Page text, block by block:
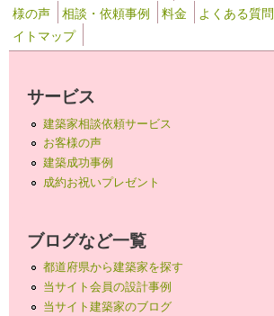
様の声
相談・依頼事例 料金 よくある質問
イトマップ
サービス
建築家相談依頼サービス
お客様の声
建築成功事例
成約お祝いプレゼント
ブログなど一覧
都道府県から建築家を探す
当サイト会員の設計事例
当サイト建築家のブログ